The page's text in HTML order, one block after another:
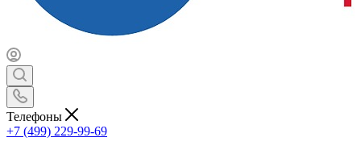
Телефоны
+7 (499) 229-99-69